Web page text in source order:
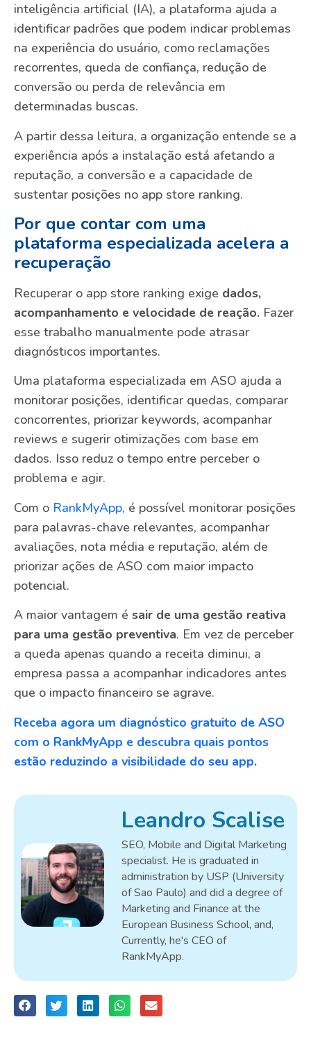
inteligência artificial (IA), a plataforma ajuda a
identificar padrões que podem indicar problemas
na experiência do usuário, como reclamações
recorrentes, queda de confiança, redução de
conversão ou perda de relevância em
determinadas buscas.
A partir dessa leitura, a organização entende se a
experiência após a instalação está afetando a
reputação, a conversão e a capacidade de
sustentar posições no app store ranking.
Por que contar com uma
plataforma especializada acelera a
recuperação
Recuperar o app store ranking exige dados,
acompanhamento e velocidade de reação. Fazer
esse trabalho manualmente pode atrasar
diagnósticos importantes.
Uma plataforma especializada em ASO ajuda a
monitorar posições, identificar quedas, comparar
concorrentes, priorizar keywords, acompanhar
reviews e sugerir otimizações com base em
dados. Isso reduz o tempo entre perceber o
problema e agir.
Com o RankMyApp, é possível monitorar posições
para palavras-chave relevantes, acompanhar
avaliações, nota média e reputação, além de
priorizar ações de ASO com maior impacto
potencial.
A maior vantagem é sair de uma gestão reativa
para uma gestão preventiva. Em vez de perceber
a queda apenas quando a receita diminui, a
empresa passa a acompanhar indicadores antes
que o impacto financeiro se agrave.
Receba agora um diagnóstico gratuito de ASO
com o RankMyApp e descubra quais pontos
estão reduzindo a visibilidade do seu app.
Leandro Scalise
SEO, Mobile and Digital Marketing
specialist. He is graduated in
administration by USP (University
of Sao Paulo) and did a degree of
Marketing and Finance at the
European Business School, and,
Currently, he's CEO of
RankMyApp.